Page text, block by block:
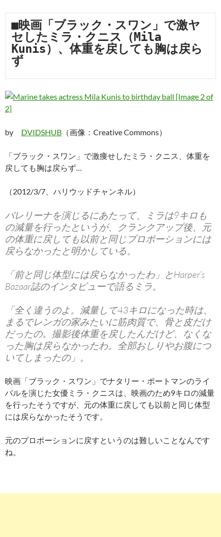
■映画「ブラック・スワン」で激ヤ
セしたミラ・クニス（Mila
Kunis）、体重を戻しても胸は戻ら
ず
by DVIDSHUB （画像：Creative Commons）
「ブラック・スワン」で激痩せしたミラ・クニス、体重を
戻しても胸は戻らず…
（2012/3/7、ハリウッドチャンネル）
バレリーナを演じるにあたって、ミラは9キロも
の減量を行ったというが、クランクアップ後、元
の体重に戻しても以前と同じプロポーションには
戻らなかったと明かしている。
「前と同じ体型には戻らなかったわ」とHarper’s
Bazaar誌のインタビューで語るミラ。
「全く違うのよ。減量して43キロになった時は、
まるでレンガの家みたいに筋肉質で、骨と皮だけ
だったの。撮影後体重を戻したんだけど、なくな
った胸は戻らなかったわ。全部おしりやお腹につ
いてしまったの」。
映画「ブラック・スワン」でナタリー・ポートマンのライ
バルを演じた女優ミラ・クニスは、映画のため9キロの減量
を行ったそうですが、元の体重に戻しても以前と同じ体型
には戻らなかったそうです。
元のプロポーションに戻すというのは難しいことなんです
ね。